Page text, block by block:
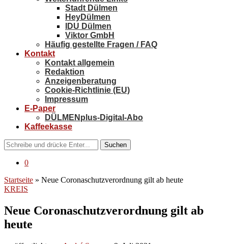
Stadt Dülmen
HeyDülmen
IDU Dülmen
Viktor GmbH
Häufig gestellte Fragen / FAQ
Kontakt
Kontakt allgemein
Redaktion
Anzeigenberatung
Cookie-Richtlinie (EU)
Impressum
E-Paper
DÜLMENplus-Digital-Abo
Kaffeekasse
Suchen
0
Startseite » Neue Coronaschutzverordnung gilt ab heute
KREIS
Neue Coronaschutzverordnung gilt ab
heute